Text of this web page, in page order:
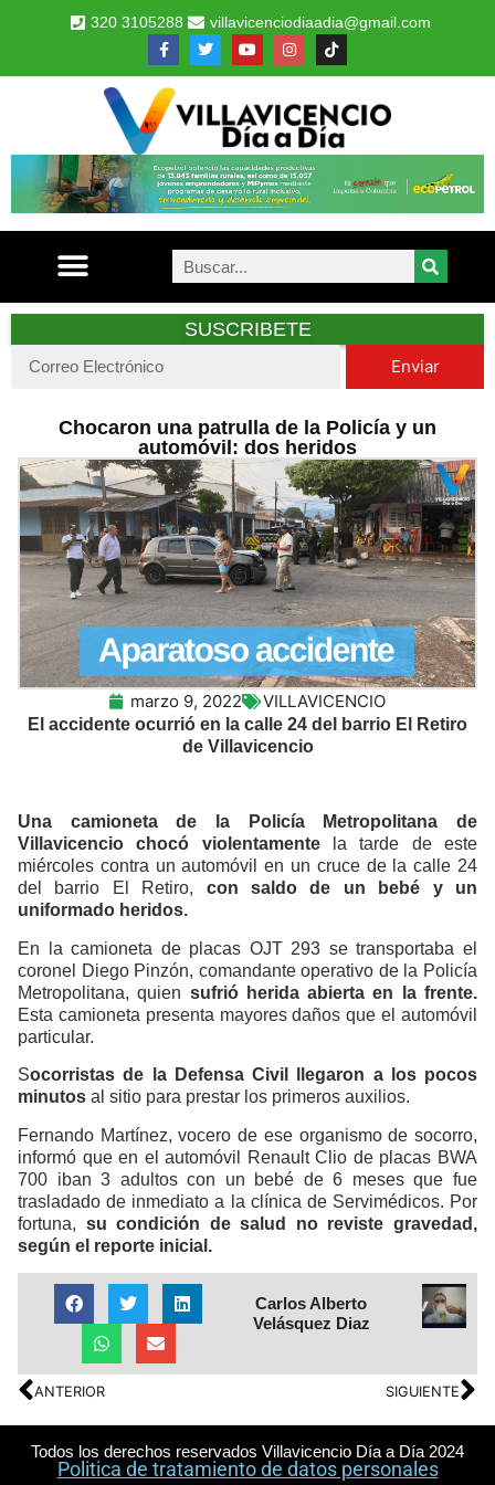
320 3105288 villavicenciodiaadia@gmail.com
SUSCRIBETE
Enviar
Chocaron una patrulla de la Policía y un
automóvil: dos heridos
marzo 9, 2022 VILLAVICENCIO
El accidente ocurrió en la calle 24 del barrio El Retiro
de Villavicencio
Una camioneta de la Policía Metropolitana de
Villavicencio chocó violentamentela tarde de este
miércoles contra un automóvil en un cruce de la calle 24
del barrio El Retiro, con saldo de un bebé y un
uniformado heridos.
En la camioneta de placas OJT 293 se transportaba el
coronel Diego Pinzón, comandante operativo de la Policía
Metropolitana, quien sufrió herida abierta en la frente.
Esta camioneta presenta mayores daños que el automóvil
particular.
Socorristas de la Defensa Civil llegaron a los pocos
minutos al sitio para prestar los primeros auxilios.
Fernando Martínez, vocero de ese organismo de socorro,
informó que en el automóvil Renault Clio de placas BWA
700 iban 3 adultos con un bebé de 6 meses que fue
trasladado de inmediato a la clínica de Servimédicos. Por
fortuna, su condición de salud no reviste gravedad,
según el reporte inicial.
Carlos Alberto
Velásquez Diaz
ANTERIOR SIGUIENTE
Todos los derechos reservados Villavicencio Día a Día 2024
Politica de tratamiento de datos personales